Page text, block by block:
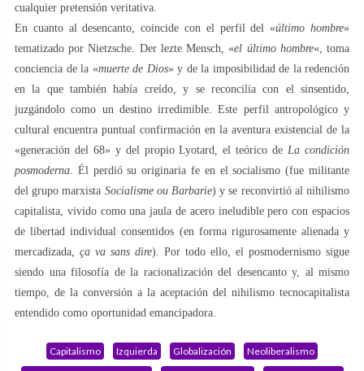
cualquier pretensión veritativa.
En cuanto al desencanto, coincide con el perfil del «último hombre»
tematizado por Nietzsche. Der lezte Mensch, «el último hombre«, toma
conciencia de la «muerte de Dios» y de la imposibilidad de la redención
en la que también había creído, y se reconcilia con el sinsentido,
juzgándolo como un destino irredimible. Este perfil antropológico y
cultural encuentra puntual confirmación en la aventura existencial de la
«generación del 68» y del propio Lyotard, el teórico de La condición
posmoderna . Él perdió su originaria fe en el socialismo (fue militante
del grupo marxista Socialisme ou Barbarie) y se reconvirtió al nihilismo
capitalista, vivido como una jaula de acero ineludible pero con espacios
de libertad individual consentidos (en forma rigurosamente alienada y
mercadizada, ça va sans dire). Por todo ello, el posmodernismo sigue
siendo una filosofía de la racionalización del desencanto y, al mismo
tiempo, de la conversión a la aceptación del nihilismo tecnocapitalista
entendido como oportunidad emancipadora.
Capitalismo Izquierda Globalización
Neoliberalismo